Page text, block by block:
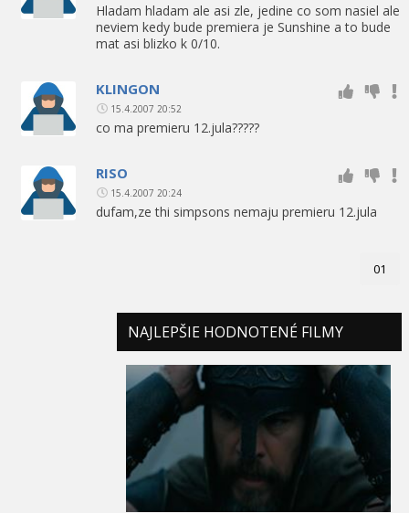
Hladam hladam ale asi zle, jedine co som nasiel ale
neviem kedy bude premiera je Sunshine a to bude
mat asi blizko k 0/10.
KLINGON
15.4.2007 20:52
co ma premieru 12.jula?????
RISO
15.4.2007 20:24
dufam,ze thi simpsons nemaju premieru 12.jula
01
NAJLEPŠIE HODNOTENÉ FILMY